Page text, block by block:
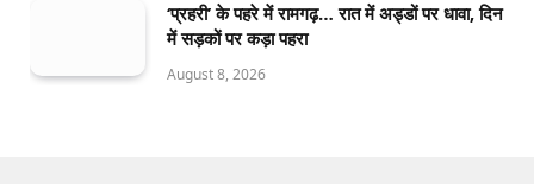
‘प्रहरी’ के पहरे में रामगढ़… रात में अड्डों पर धावा, दिन
में सड़कों पर कड़ा पहरा
August 8, 2026